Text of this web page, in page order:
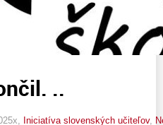
..
Iniciatíva slovenských učiteľov,